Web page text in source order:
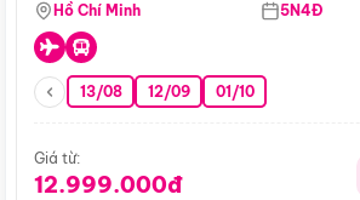
Hồ Chí Minh 5N4Đ
13/08 12/09 01/10
Giá từ:
12.999.000đ